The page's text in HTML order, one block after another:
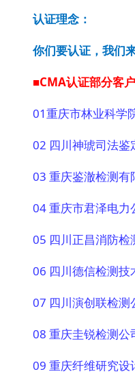
认证理念：
你们要认证，我们
■CMA认证部分客
01重庆市林业科学
02 四川神琥司法鉴
03 重庆鉴澈检测有
04 重庆市君泽电力
05 四川正昌消防检
06 四川德信检测技
07 四川演创联检测
08 重庆圭锐检测公
09 重庆纤维研究设